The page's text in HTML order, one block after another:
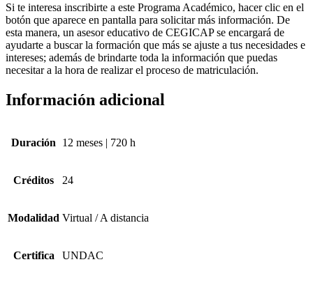
Si te interesa inscribirte a este Programa Académico, hacer clic en el
botón que aparece en pantalla para solicitar más información. De
esta manera, un asesor educativo de CEGICAP se encargará de
ayudarte a buscar la formación que más se ajuste a tus necesidades e
intereses; además de brindarte toda la información que puedas
necesitar a la hora de realizar el proceso de matriculación.
Información adicional
Duración 12 meses | 720 h
Créditos 24
Modalidad Virtual / A distancia
Certifica UNDAC